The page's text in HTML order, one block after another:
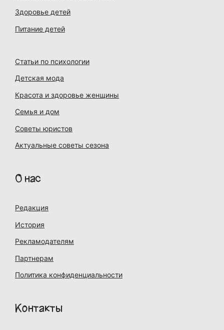
Здоровье детей
Питание детей
Статьи по психологии
Детская мода
Красота и здоровье женщины
Семья и дом
Советы юристов
Актуальные советы сезона
О нас
Редакция
История
Рекламодателям
Партнерам
Политика конфиденциальности
Контакты